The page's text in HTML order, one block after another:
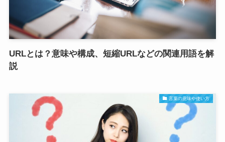
URLとは？意味や構成、短縮URLなどの関連用語を解
説
言葉の意味や使い方